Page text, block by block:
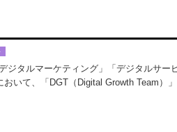
ジタルマーケティング」「デジタルサー
いて、「DGT（Digital Growth Team）」